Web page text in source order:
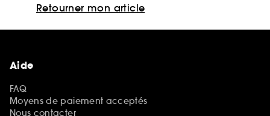
Retourner mon article
Aide
FAQ
Moyens de paiement acceptés
Nous contacter